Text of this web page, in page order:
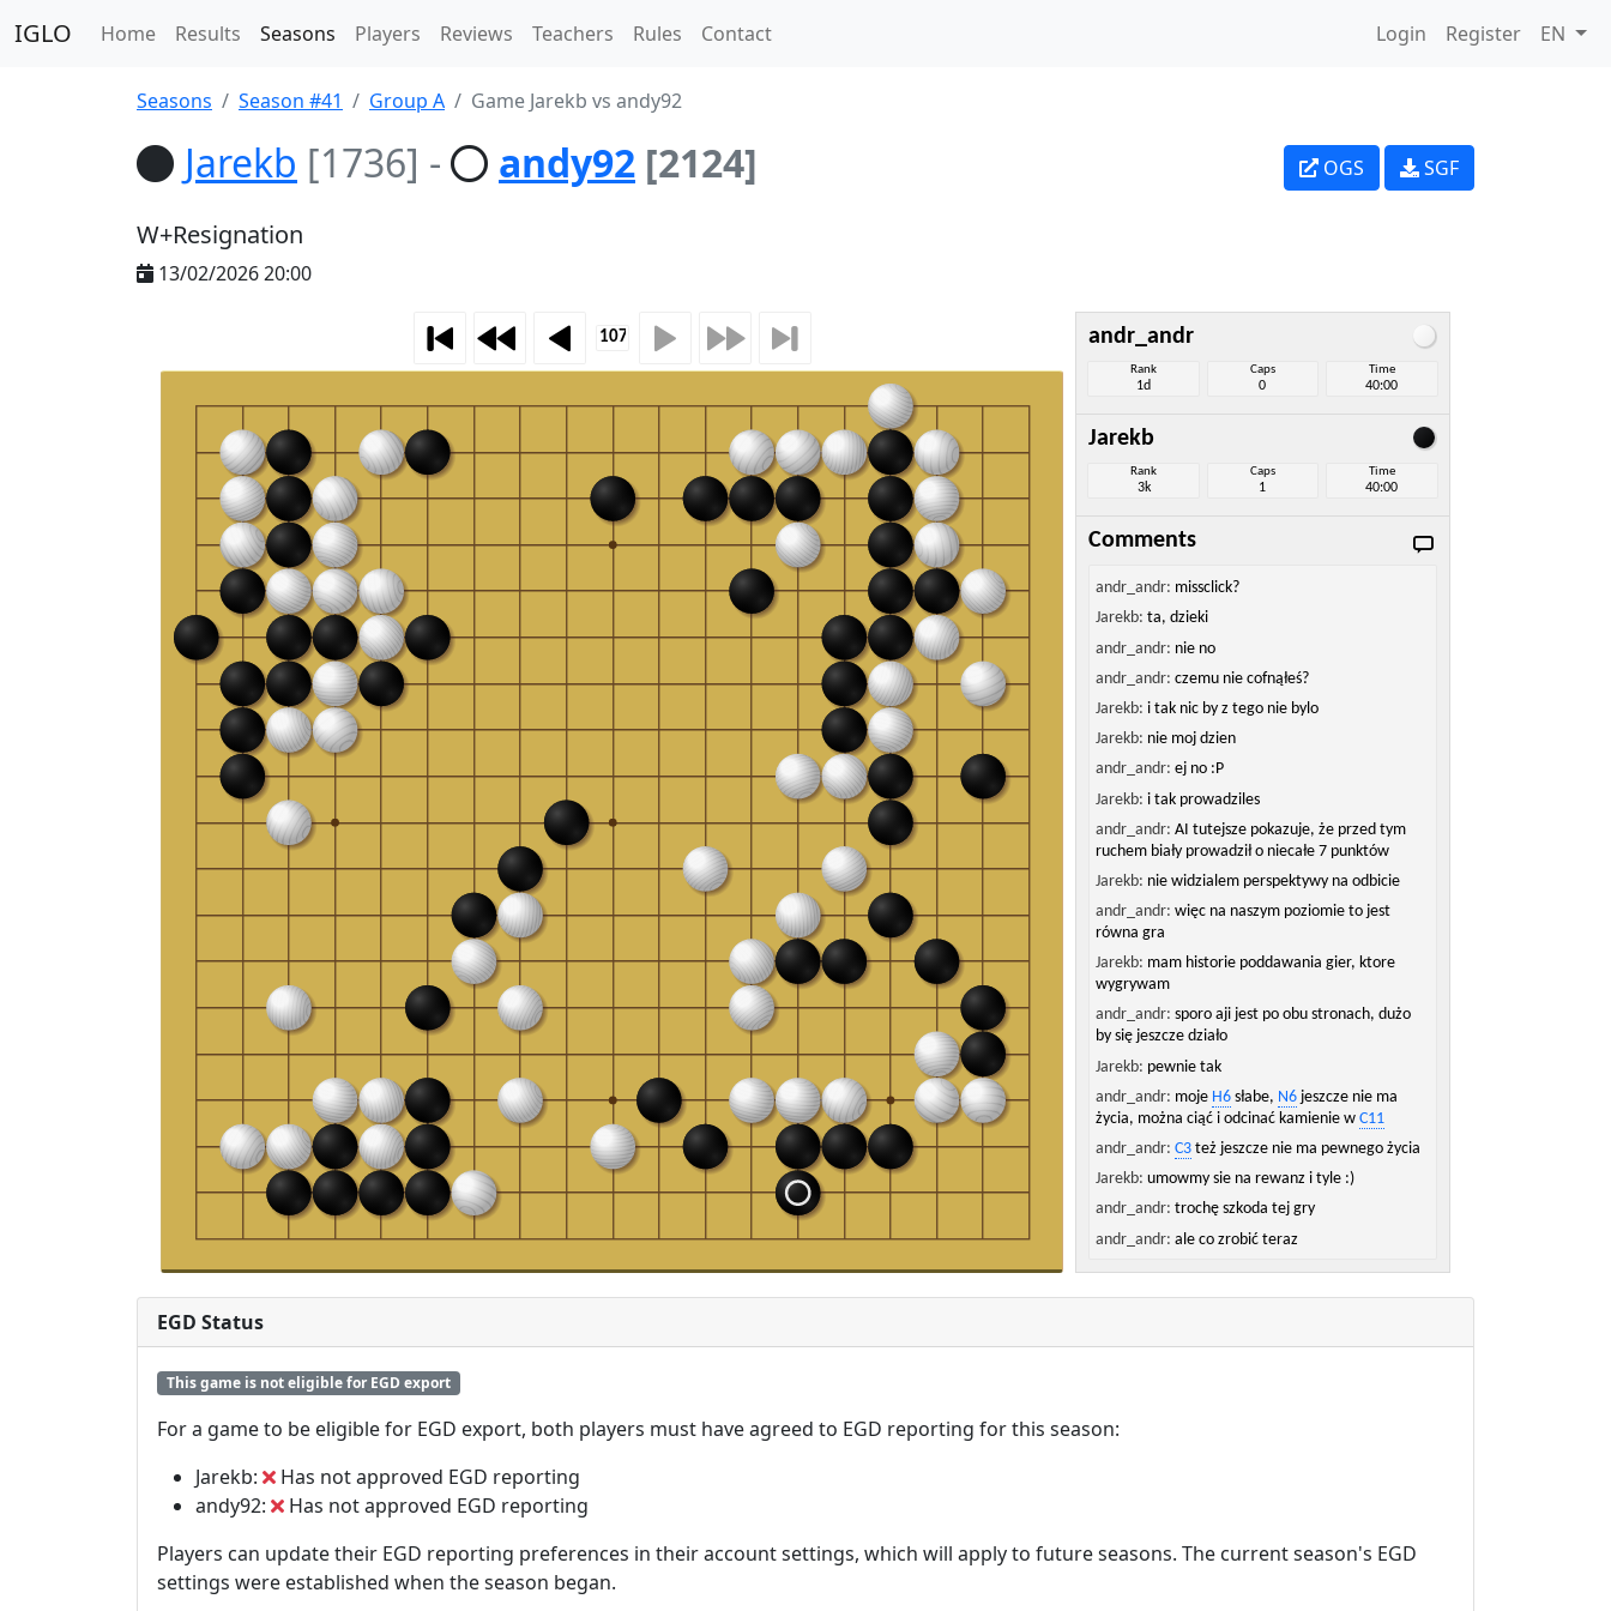
IGLO Home Results Seasons Players Reviews Teachers Rules Contact Login Register EN
Seasons Season #41 Group A Game Jarekb vs andy92
Jarekb [1736] - andy92 [2124] OGS SGF
W+Resignation
13/02/2026 20:00
andr_andr
Rank
1d
Caps
0
Time
40:00
Jarekb
Rank
3k
Caps
1
Time
40:00
Comments
andr_andr: missclick?
Jarekb: ta, dzieki
andr_andr: nie no
andr_andr: czemu nie cofnąłeś?
Jarekb: i tak nic by z tego nie bylo
Jarekb: nie moj dzien
andr_andr: ej no :P
Jarekb: i tak prowadziles
andr_andr: AI tutejsze pokazuje, że przed tym
ruchem biały prowadził o niecałe 7 punktów
Jarekb: nie widzialem perspektywy na odbicie
andr_andr: więc na naszym poziomie to jest
równa gra
Jarekb: mam historie poddawania gier, ktore
wygrywam
andr_andr: sporo aji jest po obu stronach, dużo
by się jeszcze działo
Jarekb: pewnie tak
andr_andr: moje H6 słabe, N6 jeszcze nie ma
życia, można ciąć i odcinać kamienie wC11
andr_andr: C3 też jeszcze nie ma pewnego życia
Jarekb: umowmy sie na rewanz i tyle :)
andr_andr: trochę szkoda tej gry
andr_andr: ale co zrobić teraz
andr_andr:no dobra, pewnie jeszcze się
andr_andr:dzięki i wzajemnie :)
Jarekb:
EGD Status
This game is not eligible for EGD export
For a game to be eligible for EGD export, both players must have agreed to EGD reporting for this season:
Jarekb:
Has not approved EGD reporting
andy92:
Has not approved EGD reporting
Players can update their EGD reporting preferences in their account settings, which will apply to future seasons. The current season's EGD
settings were established when the season began.